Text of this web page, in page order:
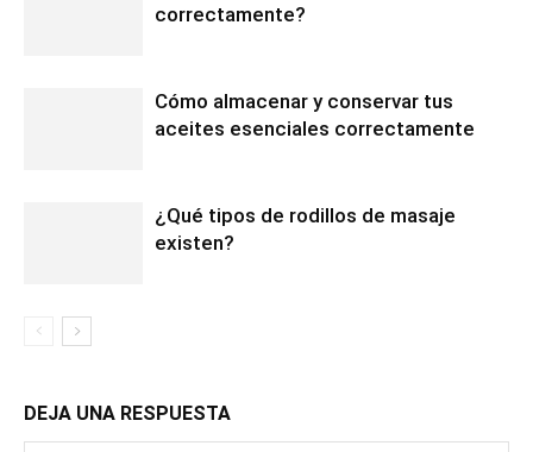
correctamente?
Cómo almacenar y conservar tus
aceites esenciales correctamente
¿Qué tipos de rodillos de masaje
existen?
DEJA UNA RESPUESTA